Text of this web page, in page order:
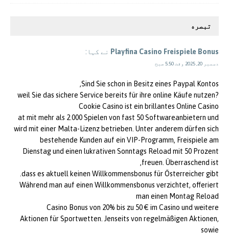
تبصره
Playfina Casino Freispiele Bonus نے کہا:
دسمبر 20, 2025 وقت 5:50 صبح
Sind Sie schon in Besitz eines Paypal Kontos,
weil Sie das sichere Service bereits für ihre online Käufe nutzen?
Cookie Casino ist ein brillantes Online Casino
at mit mehr als 2.000 Spielen von fast 50 Softwareanbietern und
wird mit einer Malta-Lizenz betrieben. Unter anderem dürfen sich
bestehende Kunden auf ein VIP-Programm, Freispiele am
Dienstag und einen lukrativen Sonntags Reload mit 50 Prozent
freuen. Überraschend ist,
dass es aktuell keinen Willkommensbonus für Österreicher gibt.
Während man auf einen Willkommensbonus verzichtet, offeriert
man einen Montag Reload
Casino Bonus von 20% bis zu 50 € im Casino und weitere
Aktionen für Sportwetten. Jenseits von regelmäßigen Aktionen,
sowie